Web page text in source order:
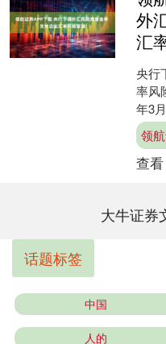
外
汇
央行
率风
年3
险准
进外
领
查看
大牛证券
话题标签
中国
人的